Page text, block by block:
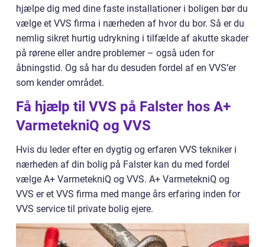
hjælpe dig med dine faste installationer i boligen bør du
vælge et VVS firma i nærheden af hvor du bor. Så er du
nemlig sikret hurtig udrykning i tilfælde af akutte skader
på rørene eller andre problemer – også uden for
åbningstid. Og så har du desuden fordel af en VVS’er
som kender området.
Få hjælp til VVS på Falster hos A+
VarmetekniQ og VVS
Hvis du leder efter en dygtig og erfaren VVS tekniker i
nærheden af din bolig på Falster kan du med fordel
vælge A+ VarmetekniQ og VVS. A+ VarmetekniQ og
VVS er et VVS firma med mange års erfaring inden for
VVS service til private bolig ejere.